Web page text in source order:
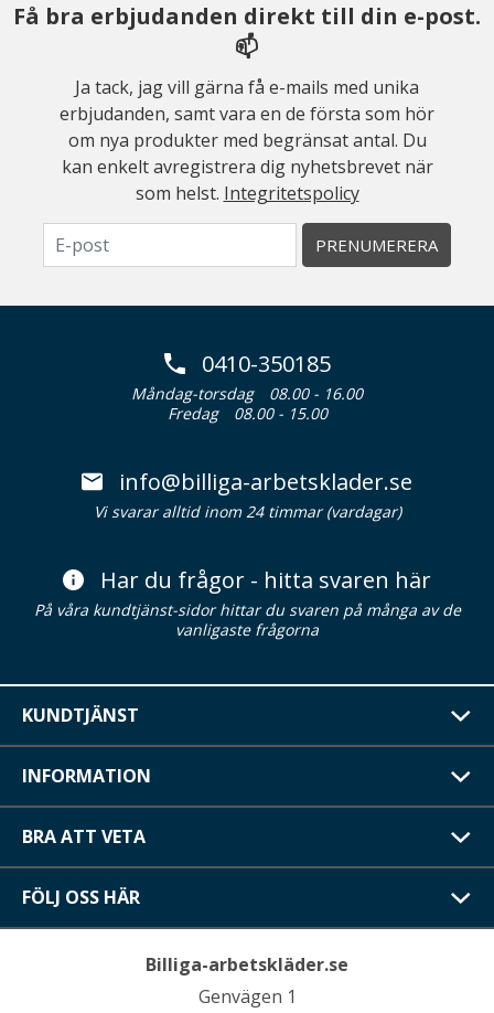
Få bra erbjudanden direkt till din e-post.
📫
Ja tack, jag vill gärna få e-mails med unika
erbjudanden, samt vara en de första som hör
om nya produkter med begränsat antal. Du
kan enkelt avregistrera dig nyhetsbrevet när
som helst. Integritetspolicy
PRENUMERERA
0410-350185
Måndag-torsdag
08.00 - 16.00
Fredag
08.00 - 15.00
info@billiga-arbetsklader.se
Vi svarar alltid inom 24 timmar (vardagar)
Har du frågor - hitta svaren här
På våra kundtjänst-sidor hittar du svaren på många av de
vanligaste frågorna
KUNDTJÄNST
INFORMATION
BRA ATT VETA
FÖLJ OSS HÄR
Billiga-arbetskläder.se
Genvägen 1